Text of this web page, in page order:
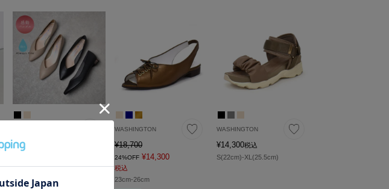
¥15,400
WASHINGTON
¥18,700
24%OFF ¥14,300
税込
23cm-26cm
WASHINGTON
¥14,300税込
S(22cm)-XL(25.5cm)